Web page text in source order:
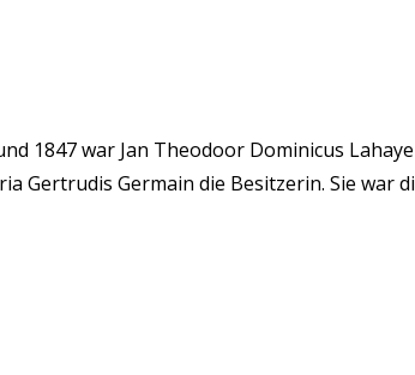
1847 war Jan Theodoor Dominicus
Gertrudis Germain die Besitzerin. Sie war